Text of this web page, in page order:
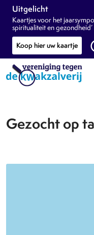
Uitgelicht
Kaartjes voor het
spiritualiteit en
Koop hier uw kaartje
Gezocht op